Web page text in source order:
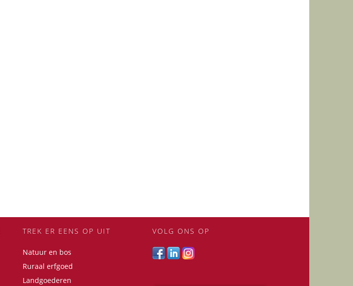
TREK ER EENS OP UIT
Natuur en bos
Ruraal erfgoed
Landgoederen
VOLG ONS OP